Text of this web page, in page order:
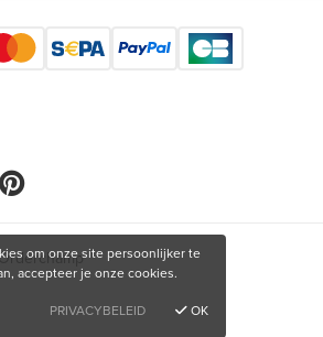
om onze site persoonlijker te
accepteer je onze cookies.
PRIVACYBELEID
OK